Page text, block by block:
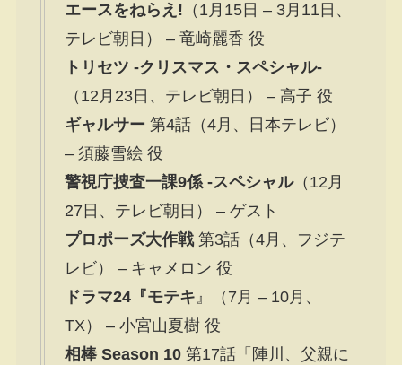
エースをねらえ! （1月15日 – 3月11日、
テレビ朝日） – 竜崎麗香 役
トリセツ -クリスマス・スペシャル-
（12月23日、テレビ朝日） – 高子 役
ギャルサー 第4話（4月、日本テレビ）
– 須藤雪絵 役
警視庁捜査一課9係 -スペシャル（12月
27日、テレビ朝日） – ゲスト
プロポーズ大作戦第3話（4月、フジテ
レビ） – キャメロン 役
ドラマ24『モテキ』（7月 – 10月、
TX） – 小宮山夏樹 役
相棒 Season 10第17話「陣川、父親に